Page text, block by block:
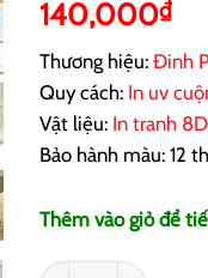
140,000₫
Thương hiệu: Đinh
Quy cách: In uv
Vật liệu: In tranh 8D
Bảo hành màu: 12
Thêm vào giỏ để